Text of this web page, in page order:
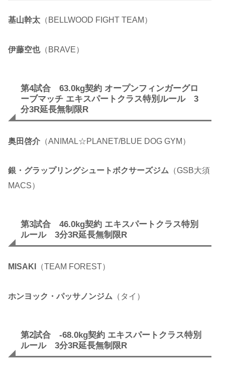
基山幹太 （BELLWOOD FIGHT TEAM）
伊藤空也（BRAVE）
第4試合 63.0kg契約 オープンフィンガーグロ
ーブマッチ エキスパートクラス特別ルール 3
分3R延長無制限R
奥田啓介 （ANIMAL☆PLANET/BLUE DOG GYM）
銀・グラップリングシュートボクサーズジム （GSB大須
MACS）
第3試合 46.0kg契約 エキスパートクラス特別
ルール 3分3R延長無制限R
MISAKI （TEAM FOREST）
ホンヨック・パッサノンジム （タイ）
第2試合 -68.0kg契約 エキスパートクラス特別
ルール 3分3R延長無制限R